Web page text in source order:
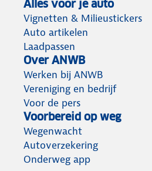
Alles voor je auto
Vignetten & Milieustickers
Auto artikelen
Laadpassen
Over ANWB
Werken bij ANWB
Vereniging en bedrijf
Voor de pers
Voorbereid op weg
Wegenwacht
Autoverzekering
Onderweg app